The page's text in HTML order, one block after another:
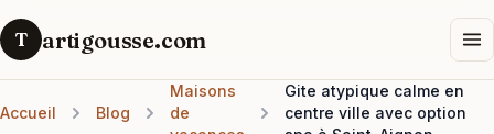
T artigousse.com
Accueil Blog
Maisons
de
Gite atypique calme en
centre ville avec option